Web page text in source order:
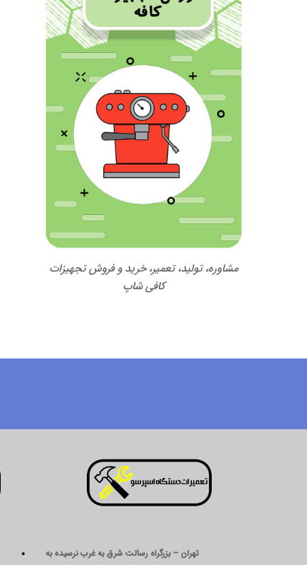
مشاوره، تولید، تعمیر، خرید و فروش تجهیزات
کافی شاپ
تهران – بزرگراه رسالت شرق به غرب نرسیده به